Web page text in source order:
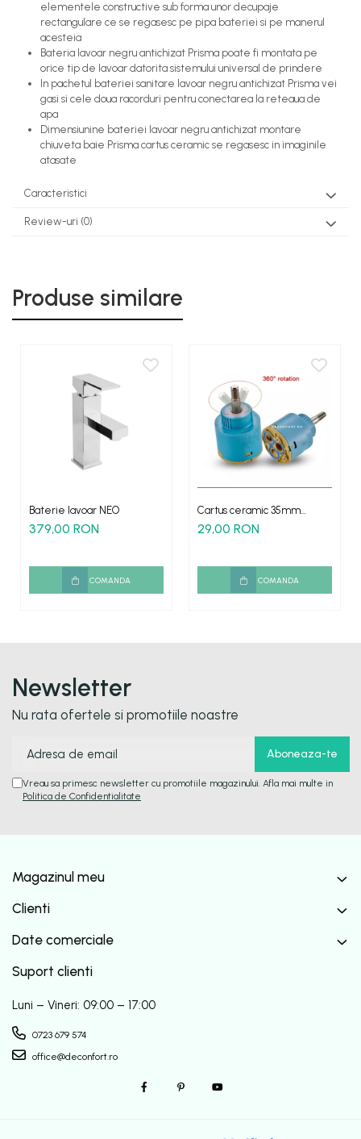
elementele constructive sub forma unor decupaje
rectangulare ce se regasesc pe pipa bateriei si pe manerul
acesteia
Bateria lavoar negru antichizat Prisma poate fi montata pe
orice tip de lavoar datorita sistemului universal de prindere
In pachetul bateriei sanitare lavoar negru antichizat Prisma vei
gasi si cele doua racorduri pentru conectarea la reteaua de
apa
Dimensiunine bateriei lavoar negru antichizat montare
chiuveta baie Prisma cartus ceramic se regasesc in imaginile
atasate
Caracteristici
Review-uri (0)
Produse similare
Baterie lavoar NEO
379,00 RON
COMANDA
Cartus ceramic 35mm
pentru bateriile tip cascada
29,00 RON
COMANDA
Newsletter
Nu rata ofertele si promotiile noastre
Vreau sa primesc newsletter cu promotiile magazinului. Afla mai multe in
Politica de Confidentialitate
Magazinul meu
Clienti
Date comerciale
Suport clienti
Luni – Vineri: 09:00 – 17:00
0723 679 574
office@deconfort.ro